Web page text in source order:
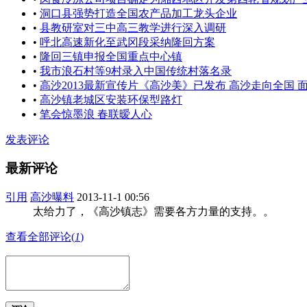
• 洞口县强势打造全国农产品加工龙头企业
• 县教研室对三中高三教学进行深入调研
• 呼北高速新化至武冈段采纳隆回方案
• 隆回三镇申报全国重点中心镇
• 我市浪石村等9村录入中国传统村落名录
• 高沙2013最新宣传片《高沙美》已发布 高沙走向全国
• 高沙镇老城区安装环保型路灯
• 笔会惊墨浪 春联暧人心
发表评论
最新评论
引用 高沙曝料 2013-11-1 00:56
太给力了，《高沙镇志》需要各方力量的支持。。
查看全部评论(1)